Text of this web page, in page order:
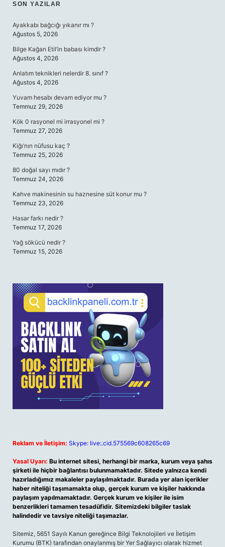
SIDEBAR
SON YAZILAR
Ayakkabı bağcığı yıkanır mı ?
Ağustos 5, 2026
Bilge Kağan Etil’in babası kimdir ?
Ağustos 4, 2026
Anlatım teknikleri nelerdir 8. sınıf ?
Ağustos 4, 2026
Yuvam hesabı devam ediyor mu ?
Temmuz 29, 2026
Kök 0 rasyonel mi irrasyonel mi ?
Temmuz 27, 2026
Kiğı’nın nüfusu kaç ?
Temmuz 25, 2026
80 doğal sayı mıdır ?
Temmuz 24, 2026
Kahve makinesinin su haznesine süt konur mu ?
Temmuz 23, 2026
Hasar farkı nedir ?
Temmuz 17, 2026
Yağ sökücü nedir ?
Temmuz 15, 2026
Reklam ve İletişim: Skype: live:.cid.575569c608265c69
Yasal Uyarı: Bu internet sitesi, herhangi bir marka, kurum veya şahıs
şirketi ile hiçbir bağlantısı bulunmamaktadır. Sitede yalnızca kendi
hazırladığımız makaleler paylaşılmaktadır. Burada yer alan içerikler
haber niteliği taşımamakta olup, gerçek kurum ve kişiler hakkında
paylaşım yapılmamaktadır. Gerçek kurum ve kişiler ile isim
benzerlikleri tamamen tesadüfidir. Sitemizdeki bilgiler taslak
halindedir ve tavsiye niteliği taşımazlar.
Sitemiz, 5651 Sayılı Kanun gereğince Bilgi Teknolojileri ve İletişim
Kurumu (BTK) tarafından onaylanmış bir Yer Sağlayıcı olarak hizmet